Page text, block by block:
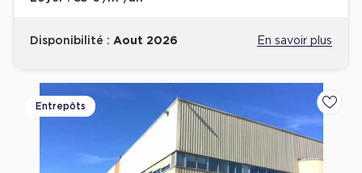
Disponibilité : Aout 2026 En savoir plus
Entrepôts